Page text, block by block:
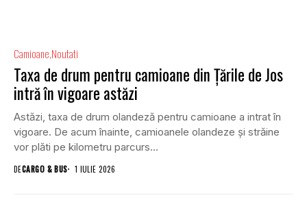
Camioane Noutati
Taxa de drum pentru camioane din Țările de Jos
intră în vigoare astăzi
Astăzi, taxa de drum olandeză pentru camioane a intrat în
vigoare. De acum înainte, camioanele olandeze și străine
vor plăti pe kilometru parcurs...
DECARGO & BUS 1 IULIE 2026